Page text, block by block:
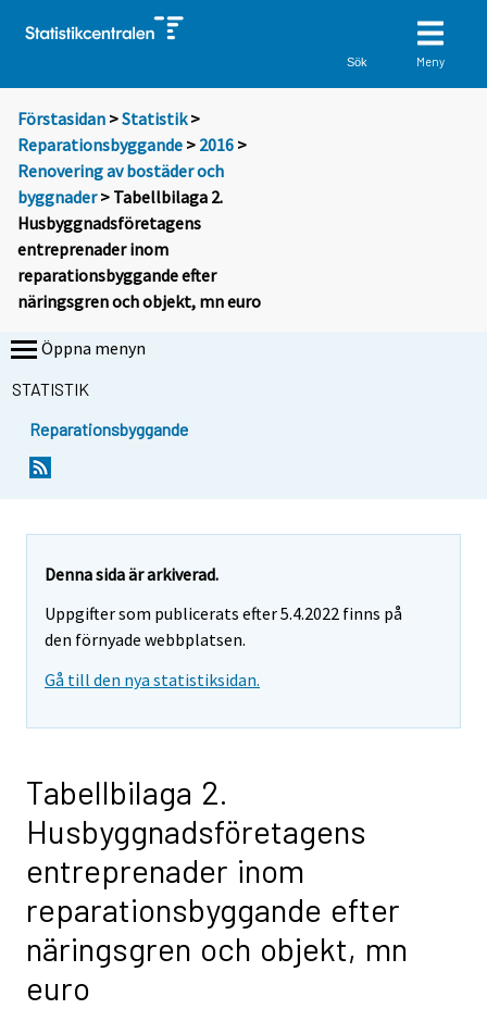
Sök Meny
Förstasidan >Statistik >
Reparationsbyggande > 2016 >
Renovering av bostäder och
byggnader> Tabellbilaga 2.
Husbyggnadsföretagens
entreprenader inom
reparationsbyggande efter
näringsgren och objekt, mn euro
Öppna menyn
STATISTIK
Reparationsbyggande
Denna sida är arkiverad.
Uppgifter som publicerats efter 5.4.2022 finns på
den förnyade webbplatsen.
Gå till den nya statistiksidan.
Tabellbilaga 2.
Husbyggnadsföretagens
entreprenader inom
reparationsbyggande efter
näringsgren och objekt, mn
euro